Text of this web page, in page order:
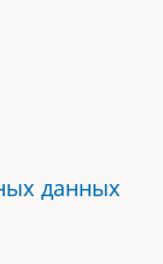
данных